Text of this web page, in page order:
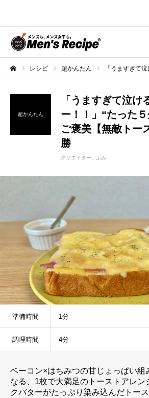
レシピ 超かんたん 「うますぎて泣けるーーー！！」“
超かんたん
「うますぎて泣け
ー！！」“たった
ご褒美【無敵トー
勝
クリエイター : ふみ
準備時間 1分
調理時間 4分
ベーコン×はちみつの甘じょっぱい組
なる、1枚で大満足のトーストアレン
クバターがたっぷり染み込んだトー